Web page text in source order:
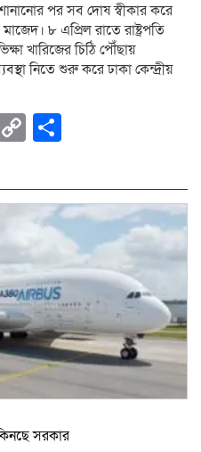
পর সব দোষ স্বীকার করে
৮ এপ্রিল রাতে রাষ্ট্রপতি
খারিজের চিঠি পৌঁছায়
নিতে শুরু করে ঢাকা কেন্দ্রীয়
Copy
সরকার